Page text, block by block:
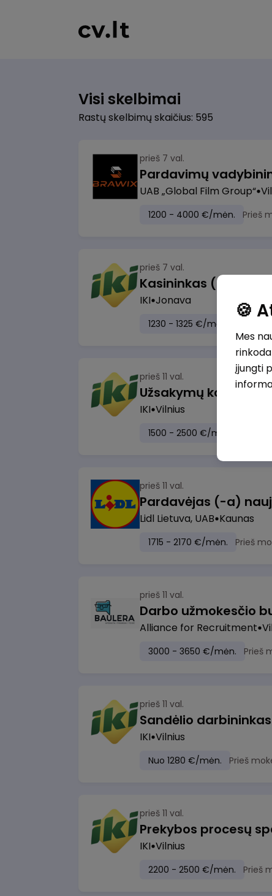
Visi skelbimai
Rastų skelbimų skaičius: 595
prieš 7 val.
UAB „Global Film Group“
1200 - 4000 €/mėn. Prieš
prieš 7 val.
IKI Jonava
1230 - 1325 €/mėn.
prieš 11 val.
IKI Vilnius
1500 - 2500 €/mėn. Prieš
prieš 11 val.
Lidl Lietuva, UAB Kaunas
1715 - 2170 €/mėn. Prieš
prieš 11 val.
Darbo užmokesčio
Alliance for Recruitment
3000 - 3650 €/mėn. Prieš
prieš 11 val.
Sandėlio
IKI Vilnius
Nuo 1280 €/mėn. Prieš
prieš 11 val.
Prekybos procesų
IKI Vilnius
2200 - 2500 €/mėn. Prieš
🍪
Mes
įjungti